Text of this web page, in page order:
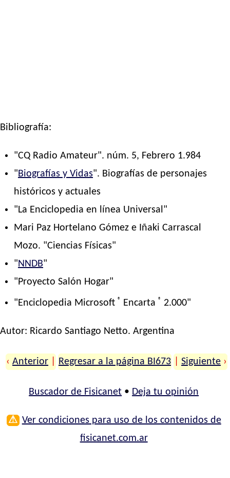
Bibliografía:
"CQ Radio Amateur". núm. 5, Febrero 1.984
"Biografías y Vidas". Biografías de personajes
históricos y actuales
"La Enciclopedia en línea Universal"
Mari Paz Hortelano Gómez e Iñaki Carrascal
Mozo. "Ciencias Físicas"
"NNDB"
"Proyecto Salón Hogar"
"Enciclopedia Microsoft ® Encarta ® 2.000"
Autor: Ricardo Santiago Netto. Argentina
‹ Anterior Regresar a la página BI673 Siguiente ›
Buscador de Fisicanet • Deja tu opinión
⚠ Ver condiciones para uso de los contenidos de
fisicanet.com.ar